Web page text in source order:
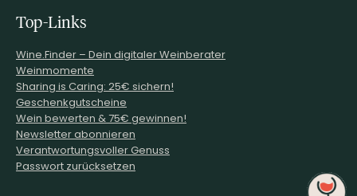
Top-Links
Wine.Finder – Dein digitaler Weinberater
Weinmomente
Sharing is Caring: 25€ sichern!
Geschenkgutscheine
Wein bewerten & 75€ gewinnen!
Newsletter abonnieren
Verantwortungsvoller Genuss
Passwort zurücksetzen